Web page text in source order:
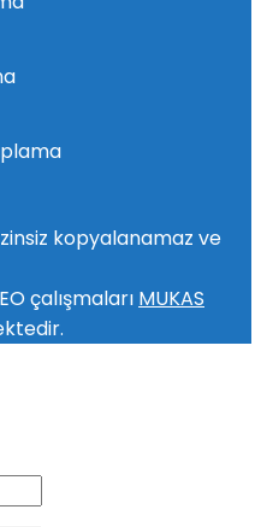
kopyalanamaz ve
çalışmaları MUKAS